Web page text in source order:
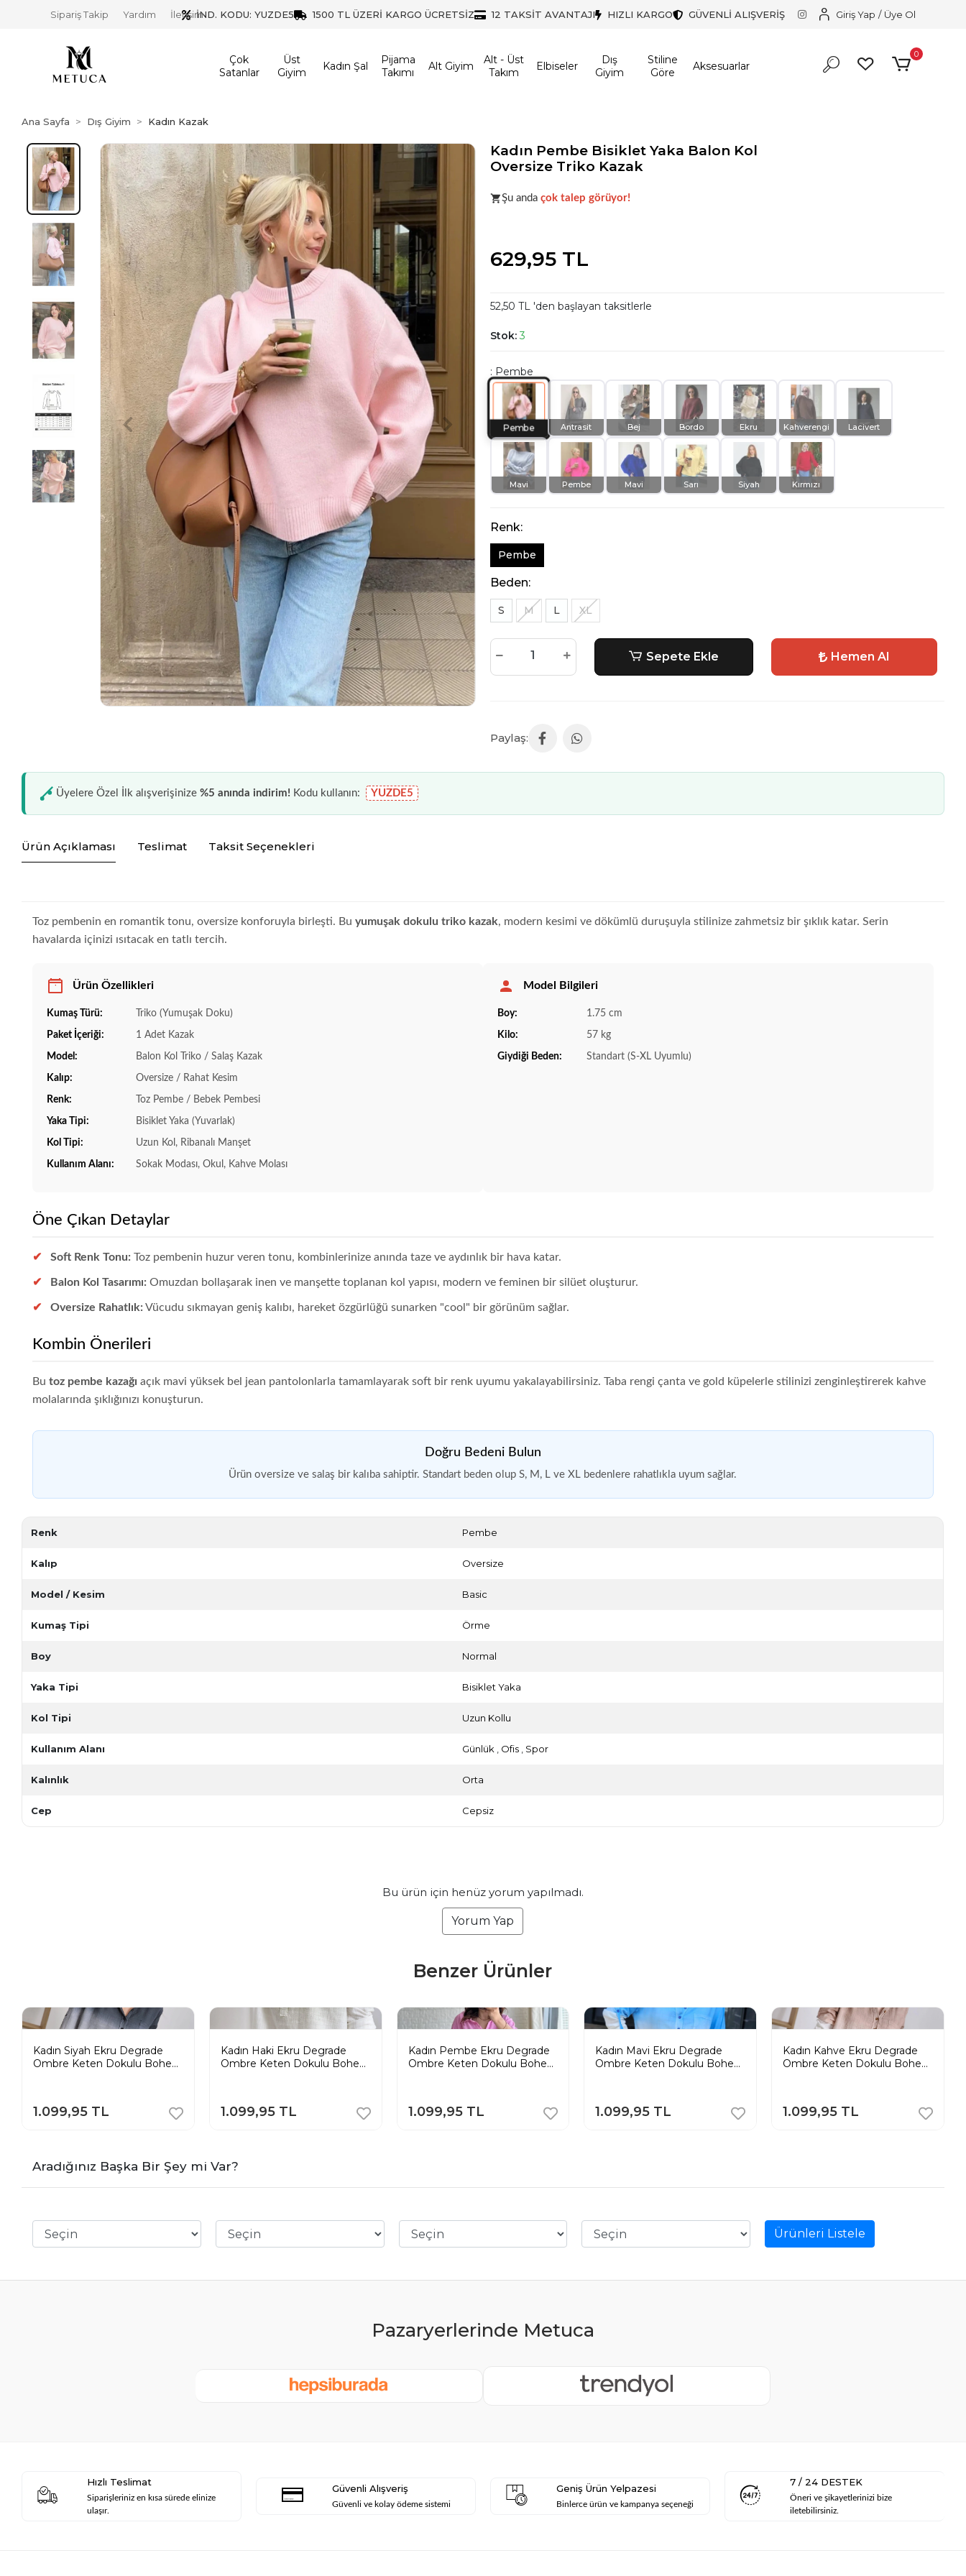
İND. KODU: YUZDE5 1500 TL ÜZERİ KARGO ÜCRETSİZ 12 TAKSİT AVANTAJI HIZLI KARGO GÜVENLİ ALIŞVERİŞ
Sipariş Takip Yardım İletişim Giriş Yap / Üye Ol
Çok
Satanlar
Üst
Giyim
Kadın Şal
Pijama
Takımı
Alt Giyim
Alt - Üst
Takım
Elbiseler
Dış
Giyim
Stiline
Göre
Aksesuarlar
0
Ana Sayfa Dış Giyim Kadın Kazak
Kadın Pembe Bisiklet Yaka Balon Kol
Oversize Triko Kazak
Acele et!Stoklar hızla azalıyor!
Şu anda çok talep görüyor!
629,95 TL
52,50 TL 'den başlayan taksitlerle
Stok:3
: Pembe
Pembe Antrasit Bej Bordo Ekru Kahverengi Lacivert
Mavi Pembe Mavi Sarı Siyah Kırmızı
Renk:
Pembe
Beden:
XL
L
M
S
Sepete Ekle Hemen Al
Üyelere Özel İlk alışverişinize%5 anında indirim! Kodu kullanın: YUZDE5
Ürün Açıklaması Teslimat Taksit Seçenekleri
Toz pembenin en romantik tonu, oversize konforuyla birleşti. Buyumuşak dokulu triko kazak, modern kesimi ve dökümlü duruşuyla stilinize zahmetsiz bir şıklık katar. Serin
havalarda içinizi ısıtacak en tatlı tercih.
Ürün Özellikleri
Kumaş Türü: Triko (Yumuşak Doku)
Paket İçeriği: 1 Adet Kazak
Model: Balon Kol Triko / Salaş Kazak
Kalıp: Oversize / Rahat Kesim
Renk: Toz Pembe / Bebek Pembesi
Yaka Tipi: Bisiklet Yaka (Yuvarlak)
Kol Tipi: Uzun Kol, Ribanalı Manşet
Kullanım Alanı: Sokak Modası, Okul, Kahve Molası
Model Bilgileri
Boy: 1.75 cm
Kilo: 57 kg
Giydiği Beden: Standart (S-XL Uyumlu)
Öne Çıkan Detaylar
Soft Renk Tonu: Toz pembenin huzur veren tonu, kombinlerinize anında taze ve aydınlık bir hava katar.
Balon Kol Tasarımı: Omuzdan bollaşarak inen ve manşette toplanan kol yapısı, modern ve feminen bir silüet oluşturur.
Oversize Rahatlık: Vücudu sıkmayan geniş kalıbı, hareket özgürlüğü sunarken "cool" bir görünüm sağlar.
Kombin Önerileri
Butoz pembe kazağı açık mavi yüksek bel jean pantolonlarla tamamlayarak soft bir renk uyumu yakalayabilirsiniz. Taba rengi çanta ve gold küpelerle stilinizi zenginleştirerek kahve
molalarında şıklığınızı konuşturun.
Doğru Bedeni Bulun
Ürün oversize ve salaş bir kalıba sahiptir. Standart beden olup S, M, L ve XL bedenlere rahatlıkla uyum sağlar.
Renk Pembe
Kalıp Oversize
Model / Kesim Basic
Kumaş Tipi Örme
Boy Normal
Yaka Tipi Bisiklet Yaka
Kol Tipi Uzun Kollu
Kullanım Alanı Günlük Ofis Spor
Kalınlık Orta
Cep Cepsiz
Bu ürün için henüz yorum yapılmadı.
Yorum Yap
Benzer Ürünler
Kadın Siyah Ekru Degrade
Ombre Keten Dokulu Bohem
1.099,95 TL
Kadın Haki Ekru Degrade
Ombre Keten Dokulu Bohem
1.099,95 TL
Kadın Pembe Ekru Degrade
Ombre Keten Dokulu Bohem
1.099,95 TL
Kadın Mavi Ekru Degrade
Ombre Keten Dokulu Bohem
1.099,95 TL
Kadın Kahve Ekru Degrade
Ombre Keten Dokulu Bohem
1.099,95 TL
Aradığınız Başka Bir Şey mi Var?
Ürünleri Listele
Hızlı Teslimat
Siparişleriniz en kısa sürede elinize
ulaşır.
Güvenli Alışveriş
Güvenli ve kolay ödeme sistemi
Geniş Ürün Yelpazesi
Binlerce ürün ve kampanya seçeneği
7 / 24 DESTEK
Öneri ve şikayetlerinizi bize
iletebilirsiniz.